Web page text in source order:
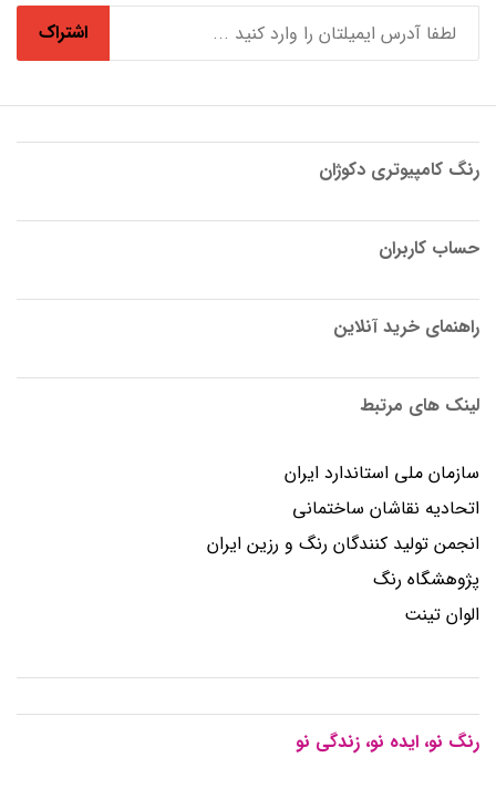
اشتراک
رنگ کامپیوتری دکوژان
حساب کاربران
راهنمای خرید آنلاین
لینک های مرتبط
سازمان ملی استاندارد ایران
اتحادیه نقاشان ساختمانی
انجمن توليد كنندگان رنگ و رزين ايران
پژوهشگاه رنگ
الوان تینت
رنگ نو، ایده نو، زندگی نو